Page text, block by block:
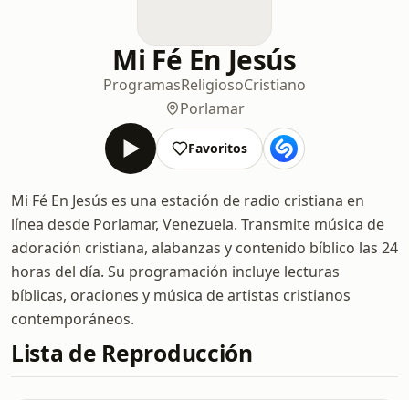
Mi Fé En Jesús
ProgramasReligiosoCristiano
Porlamar
Favoritos
Mi Fé En Jesús es una estación de radio cristiana en
línea desde Porlamar, Venezuela. Transmite música de
adoración cristiana, alabanzas y contenido bíblico las 24
horas del día. Su programación incluye lecturas
bíblicas, oraciones y música de artistas cristianos
contemporáneos.
Lista de Reproducción